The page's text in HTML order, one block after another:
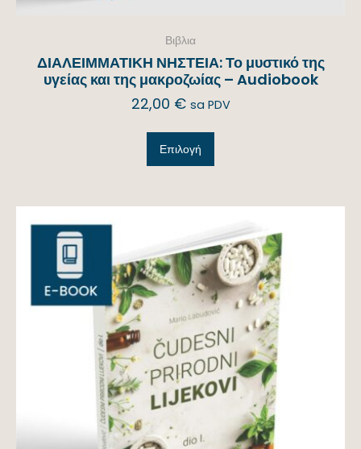
Βιβλια
ΔΙΑΛΕΙΜΜΑΤΙΚΗ ΝΗΣΤΕΙΑ: Το μυστικό της
υγείας και της μακροζωίας – Audiobook
22,00 € sa PDV
Επιλογή